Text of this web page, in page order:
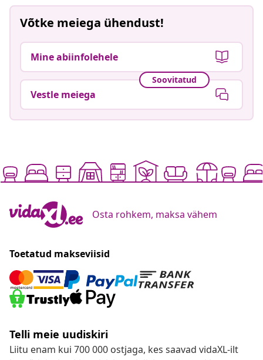
Võtke meiega ühendust!
Mine abiinfolehele
Soovitatud
Vestle meiega
Osta rohkem, maksa vähem
Toetatud makseviisid
Telli meie uudiskiri
Liitu enam kui 700 000 ostjaga, kes saavad vidaXL-ilt